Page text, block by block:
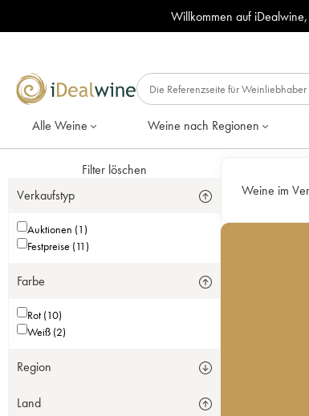
Willkommen auf iDealwine,
Alle Weine Weine nach Regionen
Filter löschen
Verkaufstyp
Auktionen (1)
Festpreise (11)
Farbe
Rot (10)
Weiß (2)
Region
Land
Weine im